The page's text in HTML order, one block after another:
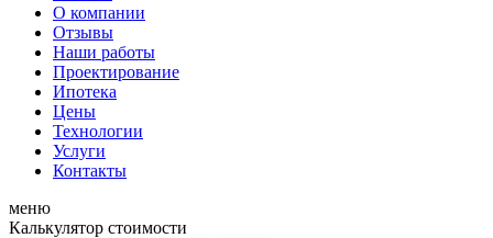
О компании
Отзывы
Наши работы
Проектирование
Ипотека
Цены
Технологии
Услуги
Контакты
меню
Калькулятор стоимости